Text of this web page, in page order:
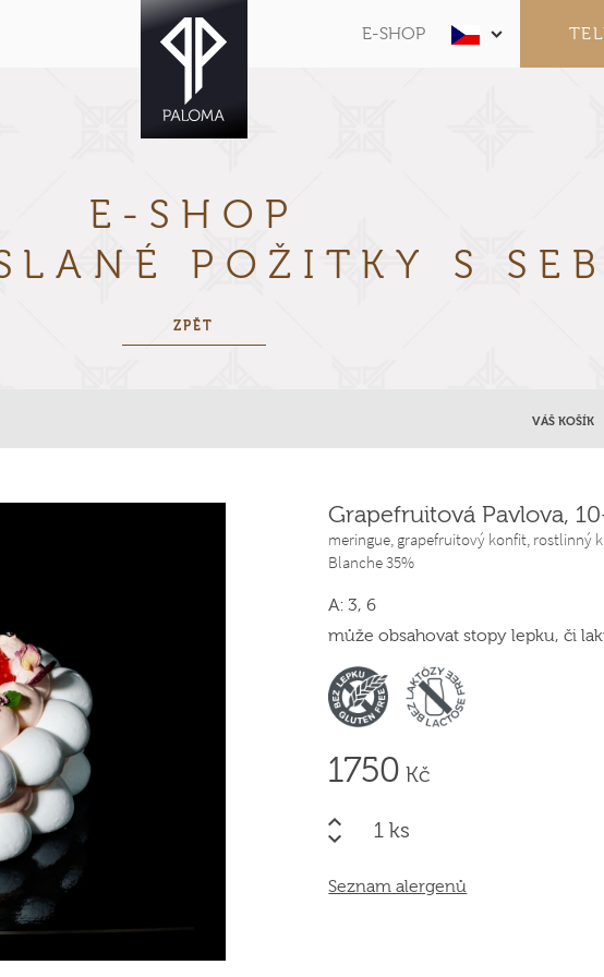
E-SHOP
E-SHOP
POŽITKY S
ZPĚT
VÁŠ KOŠÍK
Grapefruitová Pavlova,
meringue, grapefruitový konfit, rostlinný
Blanche 35%
A: 3, 6
může obsahovat stopy lepku, či
1750 Kč
ks
Seznam alergenů